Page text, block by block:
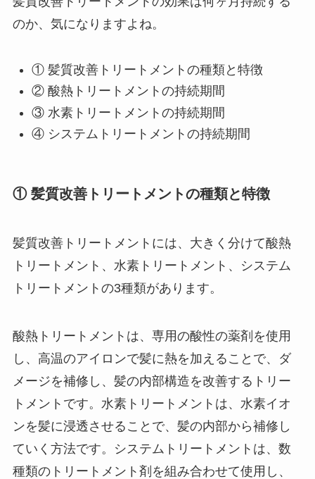
のか、気になりますよね。
① 髪質改善トリートメントの種類と特徴
② 酸熱トリートメントの持続期間
③ 水素トリートメントの持続期間
④ システムトリートメントの持続期間
① 髪質改善トリートメントの種類と特徴
髪質改善トリートメントには、大きく分けて酸熱
トリートメント、水素トリートメント、システム
トリートメントの3種類があります。
酸熱トリートメントは、専用の酸性の薬剤を使用
し、高温のアイロンで髪に熱を加えることで、ダ
メージを補修し、髪の内部構造を改善するトリー
トメントです。水素トリートメントは、水素イオ
ンを髪に浸透させることで、髪の内部から補修し
ていく方法です。システムトリートメントは、数
種類のトリートメント剤を組み合わせて使用し、